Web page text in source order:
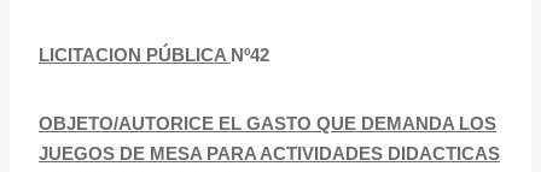
LICITACION PÚBLICA Nº42
OBJETO/AUTORICE EL GASTO QUE DEMANDA LOS
JUEGOS DE MESA PARA ACTIVIDADES DIDACTICAS